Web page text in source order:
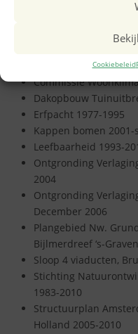
Cookiebeleid
Bijlmerpark 2002-2008
Commissie
Commissie
Dakopbouw
Erfpacht 1977-1995
Kappen bomen 2001-
Leefbaarheid 1993-
Ontgronding
2004
Ontgronding
December 2006
Plangebied Nw.
Bijlmerdreef ‘s-
Sloop 4 viaducten,
Stichting
1983-2010
Structuurplan
Holland 2005-2010